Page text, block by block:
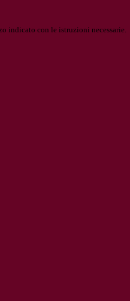
indicato con le istruzioni necessarie.